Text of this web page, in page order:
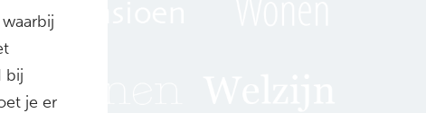
bij
je er